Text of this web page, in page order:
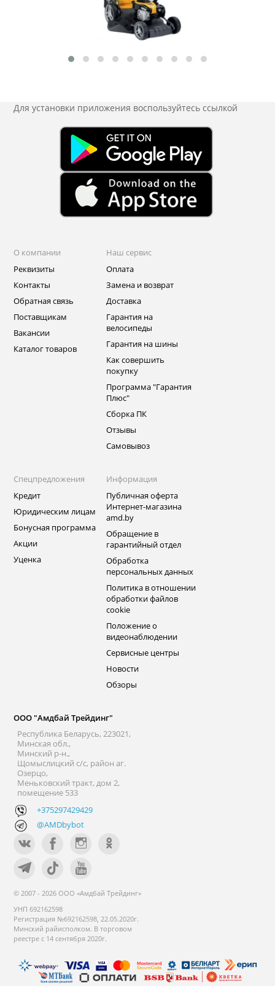
Для установки приложения воспользуйтесь ссылкой
О компании
Реквизиты
Контакты
Обратная связь
Поставщикам
Вакансии
Каталог товаров
Наш сервис
Оплата
Замена и возврат
Доставка
Гарантия на
велосипеды
Гарантия на шины
Как совершить
покупку
Программа "Гарантия
Плюс"
Сборка ПК
Отзывы
Самовывоз
Спецпредложения
Кредит
Юридическим лицам
Бонусная программа
Акции
Уценка
Информация
Публичная оферта
Интернет-магазина
amd.by
Обращение в
гарантийный отдел
Обработка
персональных данных
Политика в отношении
обработки файлов
cookie
Положение о
видеонаблюдении
Сервисные центры
Новости
Обзоры
ООО "Амдбай Трейдинг"
Республика Беларусь, 223021,
Минская обл.,
Минский р-н.,
Щомыслицкий с/с, район аг.
Озерцо,
Меньковский тракт, дом 2,
помещение 533
+375297429429
@AMDbybot
© 2007 - 2026 ООО «Амдбай Трейдинг»
УНП 692162598
Регистрация №692162598, 22.05.2020г.
Минский райисполком. В торговом
реестре с 14 сентября 2020г.